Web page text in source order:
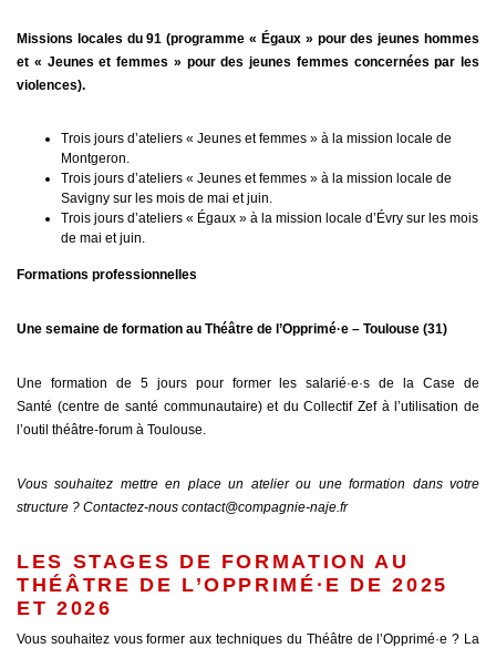
Missions locales du 91 (programme « Égaux » pour des jeunes hommes
et « Jeunes et femmes » pour des jeunes femmes concernées par les
violences).
Trois jours d’ateliers « Jeunes et femmes » à la mission locale de
Montgeron.
Trois jours d’ateliers « Jeunes et femmes » à la mission locale de
Savigny sur les mois de mai et juin.
Trois jours d’ateliers « Égaux » à la mission locale d’Évry sur les mois
de mai et juin.
Formations professionnelles
Une semaine de formation au Théâtre de l’Opprimé·e – Toulouse (31)
Une formation de 5 jours pour former les salarié·e·s de la Case de
Santé (centre de santé communautaire) et du Collectif Zef à l’utilisation de
l’outil théâtre-forum à Toulouse.
Vous souhaitez mettre en place un atelier ou une formation dans votre
structure ? Contactez-nous contact@compagnie-naje.fr
LES STAGES DE FORMATION AU
THÉÂTRE DE L’OPPRIMÉ·E DE 2025
ET 2026
Vous souhaitez vous former aux techniques du Théâtre de l’Opprimé·e ? La